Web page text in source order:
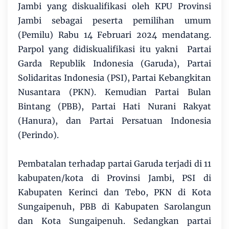
Jambi yang diskualifikasi oleh KPU Provinsi
Jambi sebagai peserta pemilihan umum
(Pemilu) Rabu 14 Februari 2024 mendatang.
Parpol yang didiskualifikasi itu yakni Partai
Garda Republik Indonesia (Garuda), Partai
Solidaritas Indonesia (PSI), Partai Kebangkitan
Nusantara (PKN). Kemudian Partai Bulan
Bintang (PBB), Partai Hati Nurani Rakyat
(Hanura), dan Partai Persatuan Indonesia
(Perindo).
Pembatalan terhadap partai Garuda terjadi di 11
kabupaten/kota di Provinsi Jambi, PSI di
Kabupaten Kerinci dan Tebo, PKN di Kota
Sungaipenuh, PBB di Kabupaten Sarolangun
dan Kota Sungaipenuh. Sedangkan partai